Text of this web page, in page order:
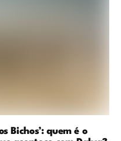
Bichos’: quem é o